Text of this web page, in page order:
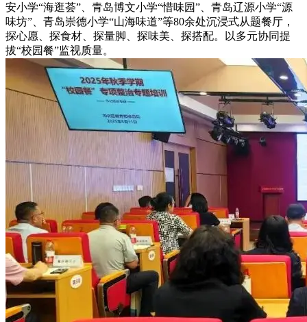
安小学“海逛荟”、青岛博文小学“惜味园”、青岛辽源小学“源
味坊”、青岛崇德小学“山海味道”等80余处沉浸式从题餐厅，
探心愿、探食材、探量脚、探味美、探搭配。以多元协同提
拔“校园餐”监视质量。